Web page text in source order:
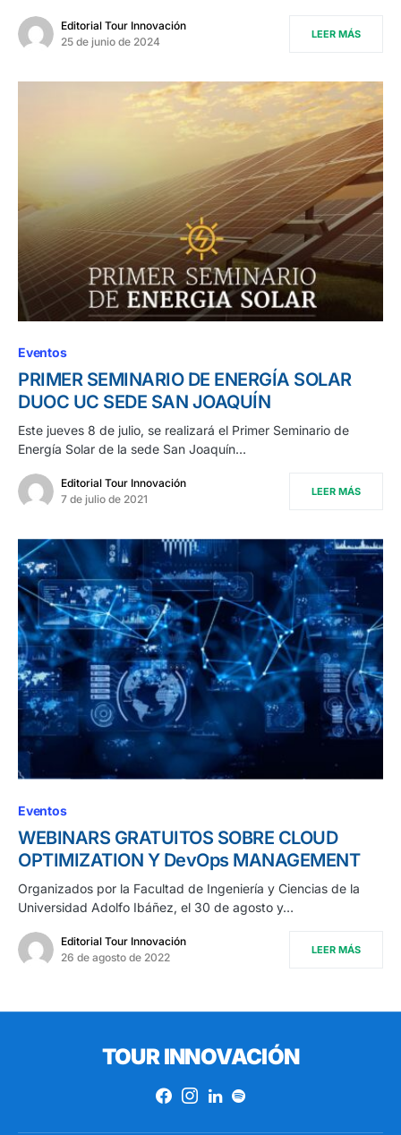
Editorial Tour Innovación
25 de junio de 2024
LEER MÁS
Eventos
PRIMER SEMINARIO DE ENERGÍA SOLAR
DUOC UC SEDE SAN JOAQUÍN
Este jueves 8 de julio, se realizará el Primer Seminario de
Energía Solar de la sede San Joaquín…
Editorial Tour Innovación
7 de julio de 2021
LEER MÁS
Eventos
WEBINARS GRATUITOS SOBRE CLOUD
OPTIMIZATION Y DevOps MANAGEMENT
Organizados por la Facultad de Ingeniería y Ciencias de la
Universidad Adolfo Ibáñez, el 30 de agosto y…
Editorial Tour Innovación
26 de agosto de 2022
LEER MÁS
TOUR INNOVACIÓN